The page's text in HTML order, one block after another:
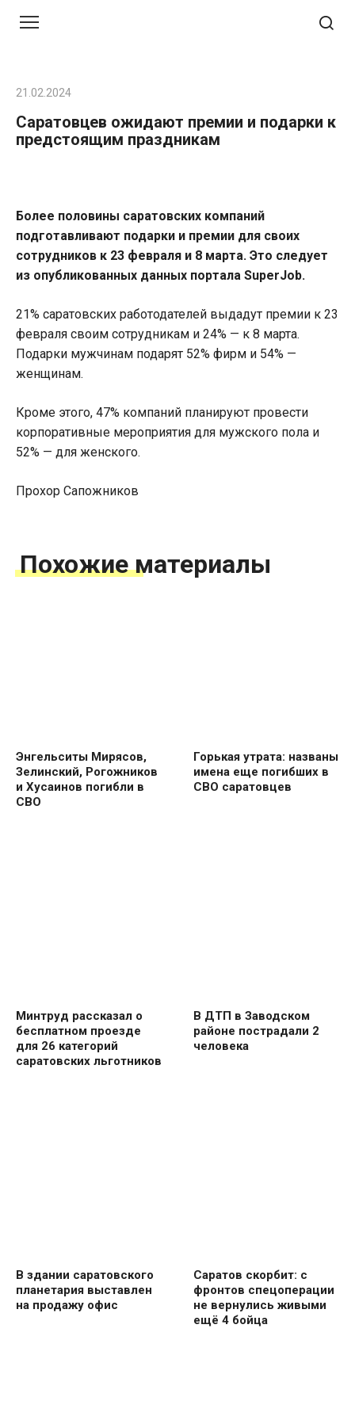
21.02.2024
Саратовцев ожидают премии и подарки к
предстоящим праздникам
Более половины саратовских компаний
подготавливают подарки и премии для своих
сотрудников к 23 февраля и 8 марта. Это следует
из опубликованных данных портала SuperJob.
21% саратовских работодателей выдадут премии к 23
февраля своим сотрудникам и 24% — к 8 марта.
Подарки мужчинам подарят 52% фирм и 54% —
женщинам.
Кроме этого, 47% компаний планируют провести
корпоративные мероприятия для мужского пола и
52% — для женского.
Прохор Сапожников
Похожие материалы
Энгельситы Мирясов,
Зелинский, Рогожников
и Хусаинов погибли в
СВО
Горькая утрата: названы
имена еще погибших в
СВО саратовцев
Минтруд рассказал о
бесплатном проезде
для 26 категорий
саратовских льготников
В ДТП в Заводском
районе пострадали 2
человека
В здании саратовского
планетария выставлен
на продажу офис
Саратов скорбит: с
фронтов спецоперации
не вернулись живыми
ещё 4 бойца